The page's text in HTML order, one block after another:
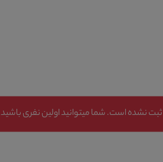
نشده است. شما میتوانید اولین نفری